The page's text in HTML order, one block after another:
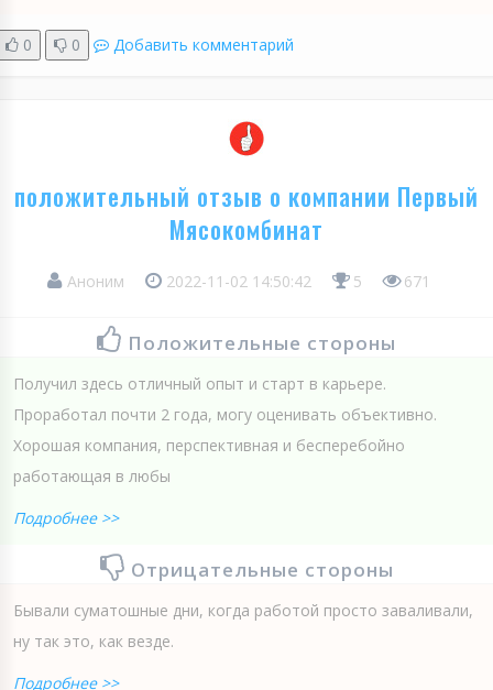
0 0 Добавить комментарий
положительный отзыв о компании Первый
Мясокомбинат
Аноним 2022-11-02 14:50:42 5 671
Положительные стороны
Получил здесь отличный опыт и старт в карьере.
Проработал почти 2 года, могу оценивать объективно.
Хорошая компания, перспективная и бесперебойно
работающая в любы
Подробнее >>
Отрицательные стороны
Бывали суматошные дни, когда работой просто заваливали,
ну так это, как везде.
Подробнее >>